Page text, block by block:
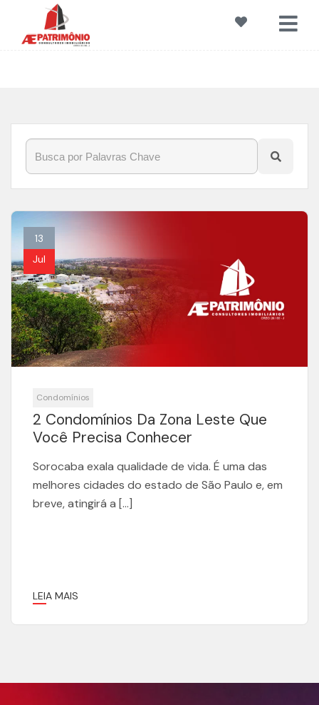
Blog»
13
Jul
Condomínios
2 Condomínios Da Zona Leste Que
Você Precisa Conhecer
Sorocaba exala qualidade de vida. É uma das
melhores cidades do estado de São Paulo e, em
breve, atingirá a […]
LEIA MAIS